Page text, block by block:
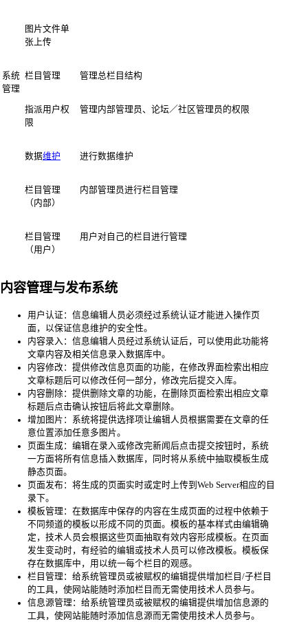
图片文件单
张上传
系统
管理
栏目管理 管理总栏目结构
指派用户权
限
管理内部管理员、论坛／社区管理员的权限
数据维护 进行数据维护
栏目管理
（内部）
内部管理员进行栏目管理
栏目管理
（用户）
用户对自己的栏目进行管理
内容管理与发布系统
用户认证：信息编辑人员必须经过系统认证才能进入操作页
面，以保证信息维护的安全性。
内容录入：信息编辑人员经过系统认证后，可以使用此功能将
文章内容及相关信息录入数据库中。
内容修改：提供修改信息页面的功能，在修改界面检索出相应
文章标题后可以修改任何一部分，修改完后提交入库。
内容删除：提供删除文章的功能，在删除页面检索出相应文章
标题后点击确认按钮后将此文章删除。
增加图片：系统将提供选择项让编辑人员根据需要在文章的任
意位置添加任意多图片。
页面生成：编辑在录入或修改完新闻后点击提交按钮时，系统
一方面将所有信息插入数据库，同时将从系统中抽取模板生成
静态页面。
页面发布：将生成的页面实时或定时上传到Web Server相应的目
录下。
模板管理：在数据库中保存的内容在生成页面的过程中依赖于
不同频道的模板以形成不同的页面。模板的基本样式由编辑确
定，技术人员会根据这些页面抽取有效内容形成模板。在页面
发生变动时，有经验的编辑或技术人员可以修改模板。模板保
存在数据库中，用以统一每个栏目的观感。
栏目管理：给系统管理员或被赋权的编辑提供增加栏目/子栏目
的工具，使网站能随时添加栏目而无需使用技术人员参与。
信息源管理：给系统管理员或被赋权的编辑提供增加信息源的
工具，使网站能随时添加信息源而无需使用技术人员参与。